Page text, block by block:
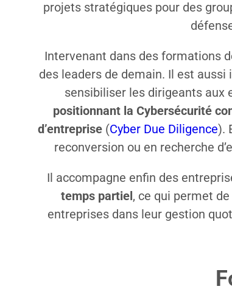
projets stratégiques pour des
Intervenant dans des formations
des leaders de demain. Il est
sensibiliser les dirigeants aux
positionnant la Cybersécurité
d’entreprise(Cyber Due Diligence).
reconversion ou en recherche
Il accompagne enfin des
temps partiel, ce qui permet
entreprises dans leur gestion